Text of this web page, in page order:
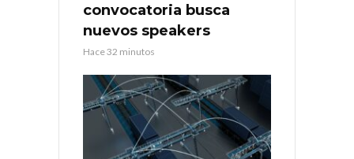
convocatoria busca
nuevos speakers
Hace 32 minutos